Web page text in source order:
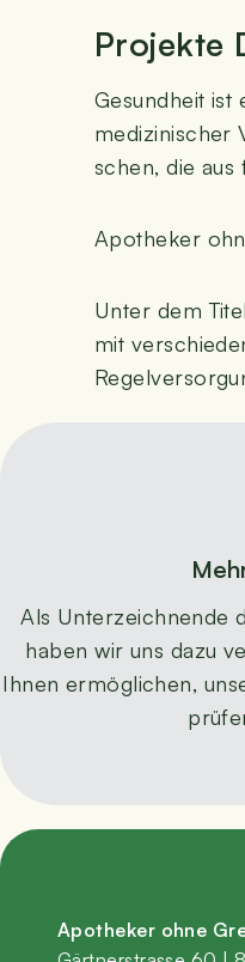
Pro­jek­te
Gesund­heit ist
medi­zi­ni­scher
schen, die
Apo­the­ker
Unter dem
mit
Als Unter­zeich­nen­de
haben wir uns dazu
Ihnen ermög­li­chen,
Apo­the­ker ohne